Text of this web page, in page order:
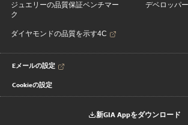
ジュエリーの品質保証ベンチマー
ク
ダイヤモンドの品質を示す4C
デベロッパ
Eメールの設定
Cookieの設定
新GIA Appをダウンロード